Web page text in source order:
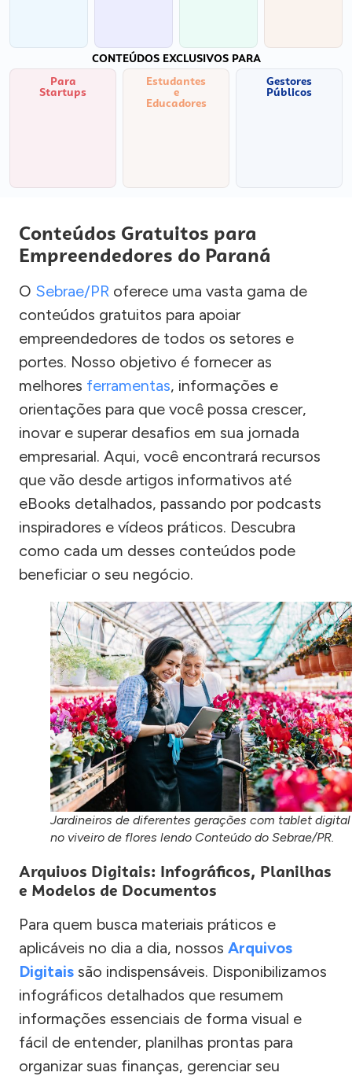
CONTEÚDOS EXCLUSIVOS PARA
Para
Startups
Estudantes
e
Educadores
Gestores
Públicos
Conteúdos Gratuitos para
Empreendedores do Paraná
O Sebrae/PR oferece uma vasta gama de
conteúdos gratuitos para apoiar
empreendedores de todos os setores e
portes. Nosso objetivo é fornecer as
melhores ferramentas, informações e
orientações para que você possa crescer,
inovar e superar desafios em sua jornada
empresarial. Aqui, você encontrará recursos
que vão desde artigos informativos até
eBooks detalhados, passando por podcasts
inspiradores e vídeos práticos. Descubra
como cada um desses conteúdos pode
beneficiar o seu negócio.
Jardineiros de diferentes gerações com tablet digital
no viveiro de flores lendo Conteúdo do Sebrae/PR.
Arquivos Digitais: Infográficos, Planilhas
e Modelos de Documentos
Para quem busca materiais práticos e
aplicáveis no dia a dia, nossos Arquivos
Digitais são indispensáveis. Disponibilizamos
infográficos detalhados que resumem
informações essenciais de forma visual e
fácil de entender, planilhas prontas para
organizar suas finanças, gerenciar seu